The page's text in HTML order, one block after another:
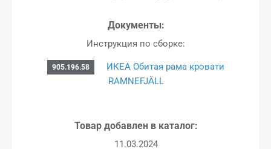
Документы:
Инструкция по сборке:
905.196.58
ИКЕА Обитая рама кровати
RAMNEFJÄLL
Товар добавлен в каталог:
11.03.2024